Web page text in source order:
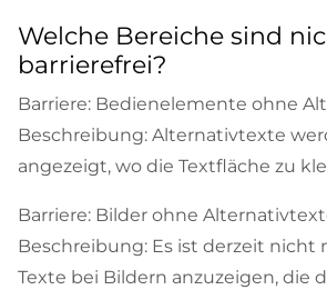
Welche Bereiche sind
barrierefrei?
Barriere: Bedienelemente ohne
Beschreibung: Alternativtexte
angezeigt, wo die Textfläche zu
Barriere: Bilder ohne
Beschreibung: Es ist derzeit nicht
Texte bei Bildern anzuzeigen, die